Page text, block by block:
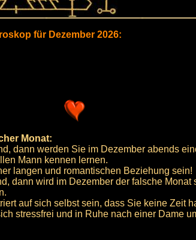
für Dezember 2026:
Monat:
dann werden Sie im Dezember abends
Mann kennen lernen.
langen und romantischen Beziehung sein!
dann wird im Dezember der falsche Monat
auf sich selbst sein, dass Sie keine Zeit
stressfrei und in Ruhe nach einer Dame